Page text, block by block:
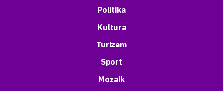
Politika
Kultura
Turizam
Sport
Mozaik